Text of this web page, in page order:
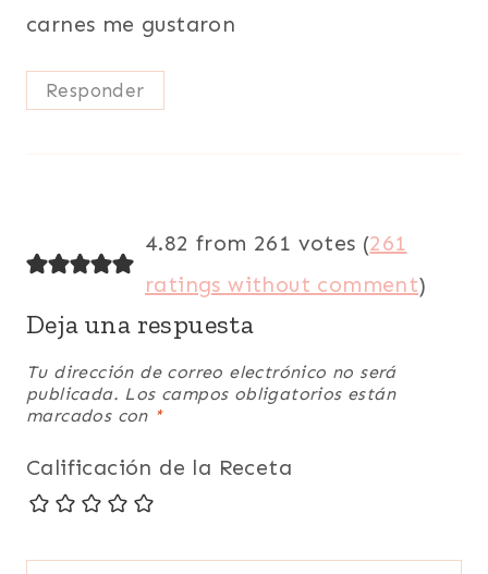
carnes me gustaron
Responder
4.82 from 261 votes (261
ratings without comment)
Deja una respuesta
Tu dirección de correo electrónico no será
publicada. Los campos obligatorios están
marcados con *
Calificación de la Receta